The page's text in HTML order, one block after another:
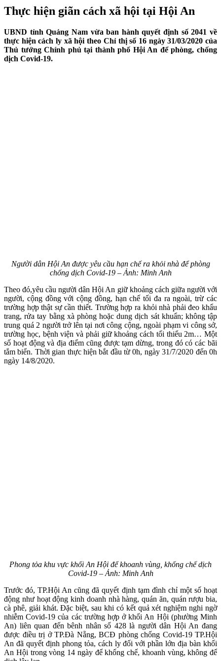
Thực hiện giãn cách xã hội tại Hội An
UBND tỉnh Quảng Nam vừa ban hành quyết định số 2041 về
thực hiện cách ly xã hội theo Chỉ thị số 16 ngày 31/03/2020 của
Thủ tướng Chính phủ tại thành phố Hội An để phòng, chống
dịch Covid-19.
Người dân Hội An được yêu cầu hạn chế ra khỏi nhà để phòng
chống dịch Covid-19 – Ảnh: Minh Anh
Theo đó,yêu cầu người dân Hội An giữ khoảng cách giữa người với
người, cộng đồng với cộng đồng, hạn chế tối đa ra ngoài, trừ các
trường hợp thật sự cần thiết. Trường hợp ra khỏi nhà phải đeo khẩu
trang, rửa tay bằng xà phòng hoặc dung dịch sát khuẩn; không tập
trung quá 2 người trở lên tại nơi công cộng, ngoài phạm vi công sở,
trường học, bệnh viện và phải giữ khoảng cách tối thiểu 2m… Một
số hoạt động và địa điểm cũng được tạm dừng, trong đó có các bãi
tắm biển. Thời gian thực hiện bắt đầu từ 0h, ngày 31/7/2020 đến 0h
ngày 14/8/2020.
Phong tỏa khu vực khối An Hội để khoanh vùng, khống chế dịch
Covid-19 – Ảnh: Minh Anh
Trước đó, TP.Hội An cũng đã quyết định tạm đình chỉ một số hoạt
động như hoạt động kinh doanh nhà hàng, quán ăn, quán rượu bia,
cà phê, giải khát. Đặc biệt, sau khi có kết quả xét nghiệm nghi ngờ
nhiễm Covid-19 của các trường hợp ở khối An Hội (phường Minh
An) liên quan đến bênh nhân số 428 là người dân Hội An đang
được điều trị ở TP.Đà Nẵng, BCĐ phòng chống Covid-19 TP.Hội
An đã quyết định phong tỏa, cách ly đối với phần lớn địa bàn khối
An Hội trong vòng 14 ngày để khống chế, khoanh vùng, không để